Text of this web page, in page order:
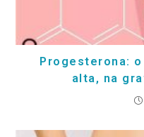
Progesterona:
alta, na